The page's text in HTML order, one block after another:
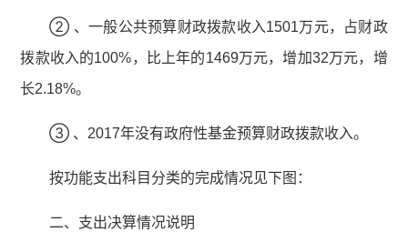
② 、一般公共预算财政拨款收入1501万元，占财政
拨款收入的100%，比上年的1469万元，增加32万元，增
长2.18%。
③ 、2017年没有政府性基金预算财政拨款收入。
按功能支出科目分类的完成情况见下图：
二、支出决算情况说明